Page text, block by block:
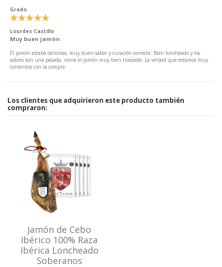
Grado
Lourdes Castillo
Muy buen jamón
El jamón estaba delicioso, muy buen sabor y curación correcta. Bien loncheado y los
sobres son una pasada, viene el jamón muy bien troceado. La verdad que estamos muy
contentos con la compra.
Los clientes que adquirieron este producto también
compraron:
Jamón de Cebo
Ibérico 100% Raza
Ibérica Loncheado
Soberanos